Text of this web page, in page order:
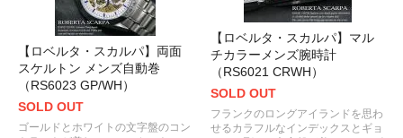
【ロベルタ・スカルパ】両面
スケルトン メンズ自動巻
（RS6023 GP/WH）
SOLD OUT
ゴールドとホワイトの文字盤のコン
【ロベルタ・スカルパ】マル
チカラーメンズ腕時計
（RS6021 CRWH）
SOLD OUT
フランクのロングアイランドを思わ
せるカラフルなインデックスとギョ